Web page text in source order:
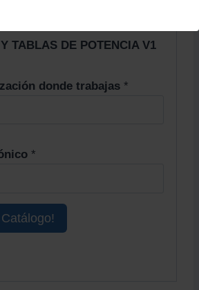
TABLAS DE POTENCIA V1
donde trabajas *
*